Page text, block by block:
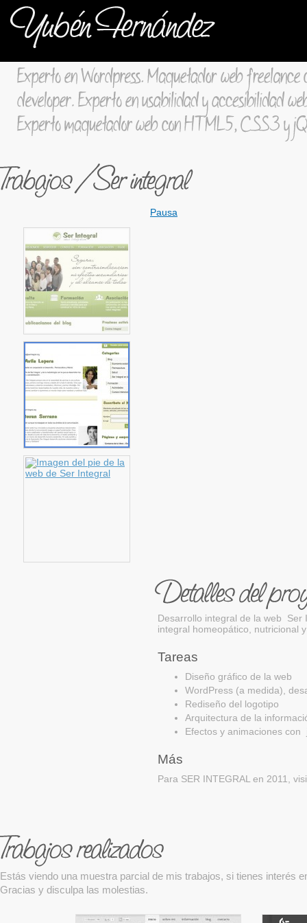
Pausa
Desarrollo integral de la web Ser
integral homeopático, nutricional
Tareas
Diseño gráfico de la web
WordPress (a medida),
Rediseño del logotipo
Arquitectura de la
Efectos y animaciones con
Más
Para SER INTEGRAL en 2011,
Estás viendo una muestra parcial de mis trabajos, si tienes interés
Gracias y disculpa las molestias.